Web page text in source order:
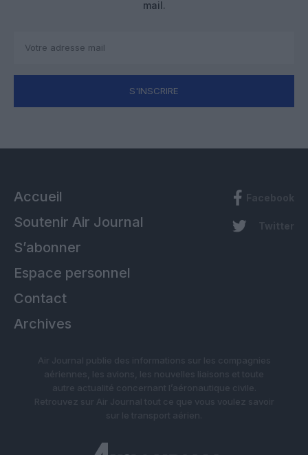
mail.
S'INSCRIRE
Accueil
Soutenir Air Journal
S’abonner
Espace personnel
Contact
Archives